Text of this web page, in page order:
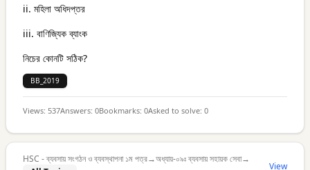
ii. মহিলা অধিদপ্তর
iii. বাণিজ্যিক ব্যাংক
নিচের কোনটি সঠিক?
BB_2019
Views: 537Answers: 0Bookmarks: 0Asked to solve: 0
HSC - ব্যবসায় সংগঠন ও ব্যবস্থাপনা ১ম পত্র→অধ্যায়-০৯ঃ ব্যবসায় সহায়ক সেবা→
View